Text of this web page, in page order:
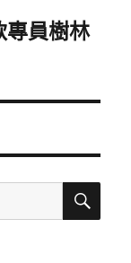
專員樹林
搜